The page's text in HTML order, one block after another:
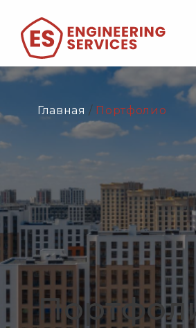
Главная / Портфолио